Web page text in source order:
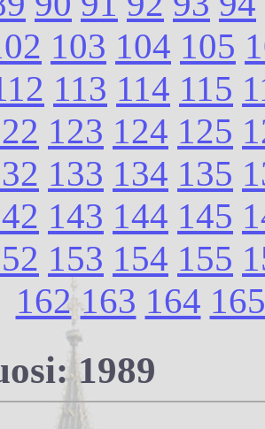
103 104 105
113 114 115
123 124 125
133 134 135
143 144 145
153 154 155
162 163 164 165
1989